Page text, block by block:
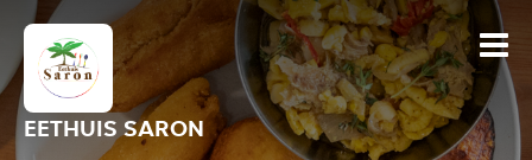
EETHUIS SARON